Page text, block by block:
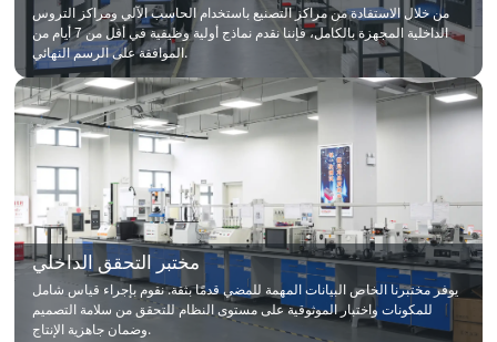
من خلال الاستفادة من مراكز التصنيع باستخدام الحاسب الآلي ومراكز التروس
الداخلية المجهزة بالكامل، فإننا نقدم نماذج أولية وظيفية في أقل من 7 أيام من
الموافقة على الرسم النهائي.
مختبر التحقق الداخلي
يوفر مختبرنا الخاص البيانات المهمة للمضي قدمًا بثقة. نقوم بإجراء قياس شامل
للمكونات واختبار الموثوقية على مستوى النظام للتحقق من سلامة التصميم
وضمان جاهزية الإنتاج.